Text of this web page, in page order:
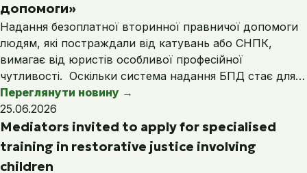
допомоги»
Надання безоплатної вторинної правничої допомоги
людям, які постраждали від катувань або СНПК,
вимагає від юристів особливої професійної
чутливості. Оскільки система надання БПД стає для…
Переглянути новину →
25.06.2026
Mediators invited to apply for specialised
training in restorative justice involving
children